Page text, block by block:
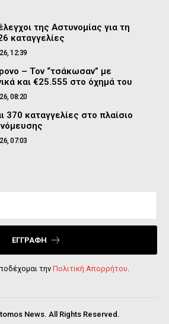
της Αστυνομίας για τη
καταγγελίες
12:39
– Τον “τσάκωσαν” με
και €25.555 στο όχημά του
08:20
370 καταγγελίες στο πλαίσιο
07:03
ΕΓΓΡΑΦΉ
την Πολιτική Απορρήτου.
News. All Rights Reserved.